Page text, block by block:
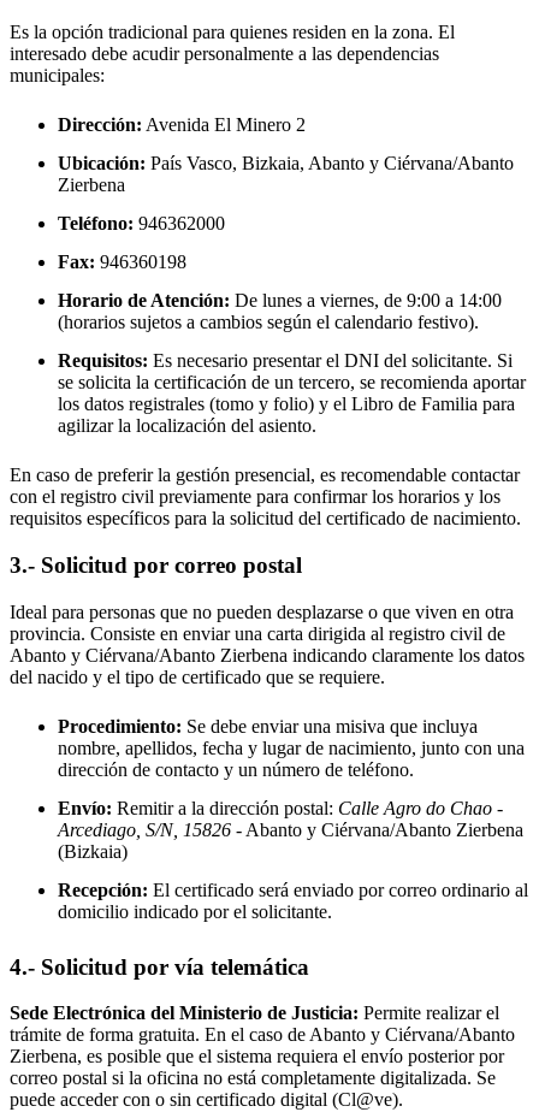
Es la opción tradicional para quienes residen en la zona. El
interesado debe acudir personalmente a las dependencias
municipales:
Dirección: Avenida El Minero 2
Ubicación: País Vasco, Bizkaia, Abanto y Ciérvana/Abanto
Zierbena
Teléfono: 946362000
Fax: 946360198
Horario de Atención: De lunes a viernes, de 9:00 a 14:00
(horarios sujetos a cambios según el calendario festivo).
Requisitos: Es necesario presentar el DNI del solicitante. Si
se solicita la certificación de un tercero, se recomienda aportar
los datos registrales (tomo y folio) y el Libro de Familia para
agilizar la localización del asiento.
En caso de preferir la gestión presencial, es recomendable contactar
con el registro civil previamente para confirmar los horarios y los
requisitos específicos para la solicitud del certificado de nacimiento.
3.- Solicitud por correo postal
Ideal para personas que no pueden desplazarse o que viven en otra
provincia. Consiste en enviar una carta dirigida al registro civil de
Abanto y Ciérvana/Abanto Zierbena indicando claramente los datos
del nacido y el tipo de certificado que se requiere.
Procedimiento: Se debe enviar una misiva que incluya
nombre, apellidos, fecha y lugar de nacimiento, junto con una
dirección de contacto y un número de teléfono.
Envío: Remitir a la dirección postal: Calle Agro do Chao -
Arcediago, S/N, 15826 - Abanto y Ciérvana/Abanto Zierbena
(Bizkaia)
Recepción: El certificado será enviado por correo ordinario al
domicilio indicado por el solicitante.
4.- Solicitud por vía telemática
Sede Electrónica del Ministerio de Justicia: Permite realizar el
trámite de forma gratuita. En el caso deAbanto y Ciérvana/Abanto
Zierbena, es posible que el sistema requiera el envío posterior por
correo postal si la oficina no está completamente digitalizada. Se
puede acceder con o sin certificado digital (Cl@ve).